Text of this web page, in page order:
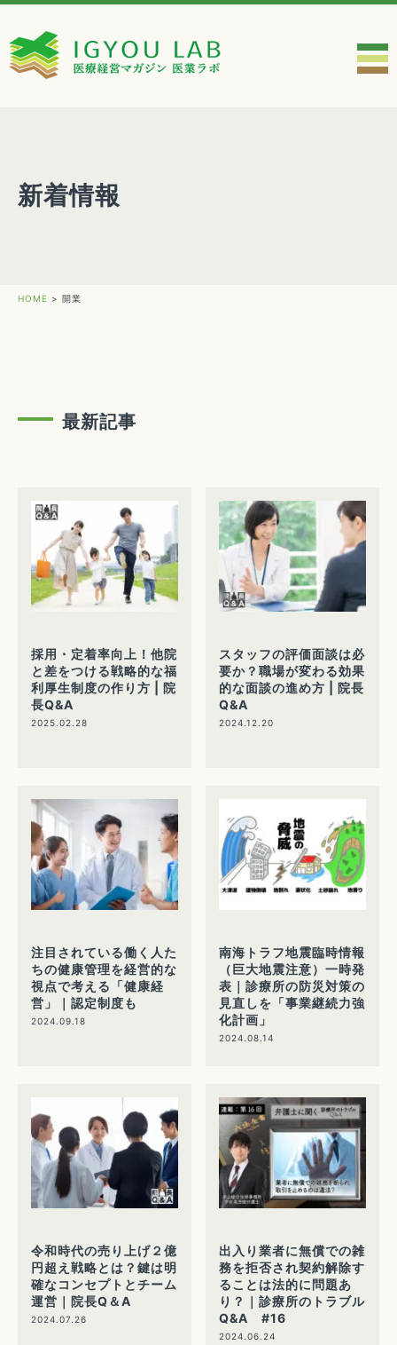
新着情報
HOME > 開業
最新記事
採用・定着率向上！他院
と差をつける戦略的な福
利厚生制度の作り方 | 院
長Q&A
2025.02.28
スタッフの評価面談は必
要か？職場が変わる効果
的な面談の進め方 | 院長
Q&A
2024.12.20
注目されている働く人た
ちの健康管理を経営的な
視点で考える「健康経
営」｜認定制度も
2024.09.18
南海トラフ地震臨時情報
（巨大地震注意）一時発
表｜診療所の防災対策の
見直しを「事業継続力強
化計画」
2024.08.14
令和時代の売り上げ２億
円超え戦略とは？鍵は明
確なコンセプトとチーム
運営｜院長Q＆A
2024.07.26
出入り業者に無償での雑
務を拒否され契約解除す
ることは法的に問題あ
り？｜診療所のトラブル
Q&A #16
2024.06.24